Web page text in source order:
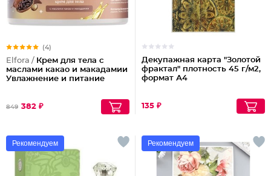
(4)
Elfora / Крем для тела с
маслами какао и макадамии
Увлажнение и питание
849 382 ₽
Декупажная карта "Золотой
фрактал" плотность 45 г/м2,
формат А4
135 ₽
Рекомендуем Рекомендуем